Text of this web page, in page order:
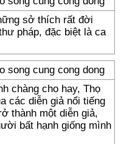
sở thích rất đời
pháp, đặc biệt là ca
chàng cho hay, Thọ
các diễn giả nổi tiếng
thành một diễn giả,
bất hạnh giống mình